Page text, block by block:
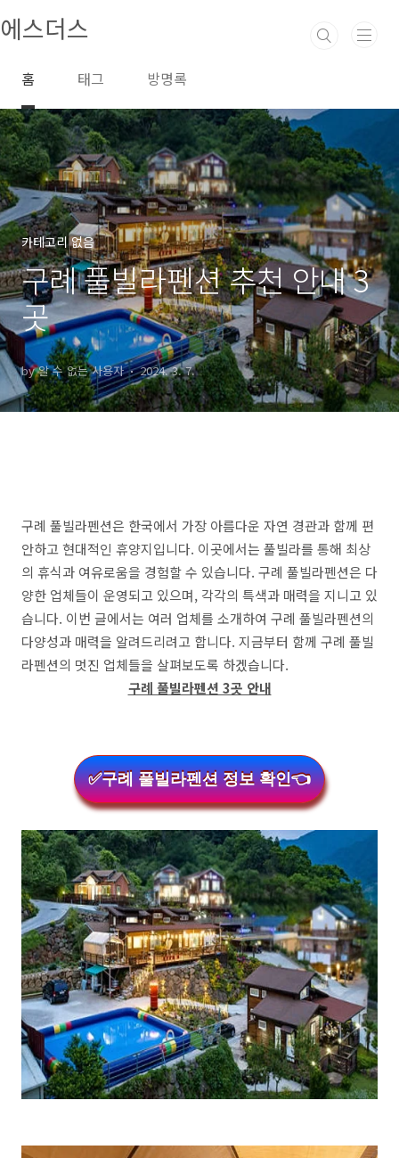
에스더스
홈 태그 방명록
카테고리 없음
구례 풀빌라펜션 추천 안내 3
곳
by 알 수 없는 사용자 2024. 3. 7.
구례 풀빌라펜션은 한국에서 가장 아름다운 자연 경관과 함께 편
안하고 현대적인 휴양지입니다. 이곳에서는 풀빌라를 통해 최상
의 휴식과 여유로움을 경험할 수 있습니다. 구례 풀빌라펜션은 다
양한 업체들이 운영되고 있으며, 각각의 특색과 매력을 지니고 있
습니다. 이번 글에서는 여러 업체를 소개하여 구례 풀빌라펜션의
다양성과 매력을 알려드리려고 합니다. 지금부터 함께 구례 풀빌
라펜션의 멋진 업체들을 살펴보도록 하겠습니다.
구례 풀빌라펜션 3곳 안내
✅구례 풀빌라펜션 정보 확인👈